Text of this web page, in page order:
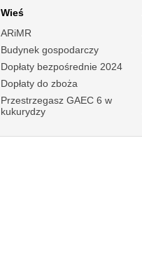
Wieś
ARiMR
Budynek gospodarczy
Dopłaty bezpośrednie 2024
Dopłaty do zboża
Przestrzegasz GAEC 6 w
kukurydzy